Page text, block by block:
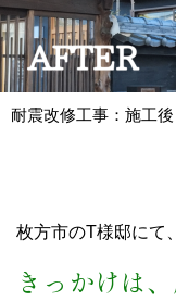
耐震改修工事：施工後
枚方市のT様邸にて
きっかけは